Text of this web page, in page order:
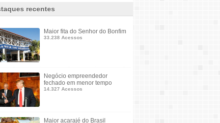
recentes
Maior fita do Senhor do Bonfim
33.238 Acessos
Negócio empreendedor
fechado em menor tempo
14.327 Acessos
Maior acarajé do Brasil